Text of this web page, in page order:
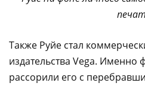
Также Руйе стал
издательства Vega.
рассорили его с